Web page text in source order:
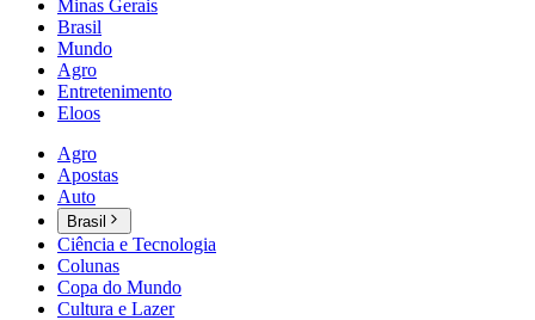
Minas Gerais
Brasil
Mundo
Agro
Entretenimento
Eloos
Agro
Apostas
Auto
Brasil
Ciência e Tecnologia
Colunas
Copa do Mundo
Cultura e Lazer